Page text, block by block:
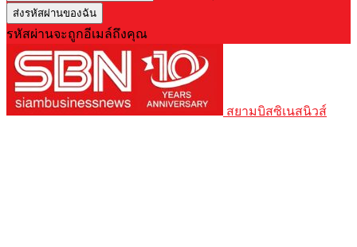
รหัสผ่านจะถูกอีเมล์ถึงคุณ
สยามบิสซิเนสนิวส์